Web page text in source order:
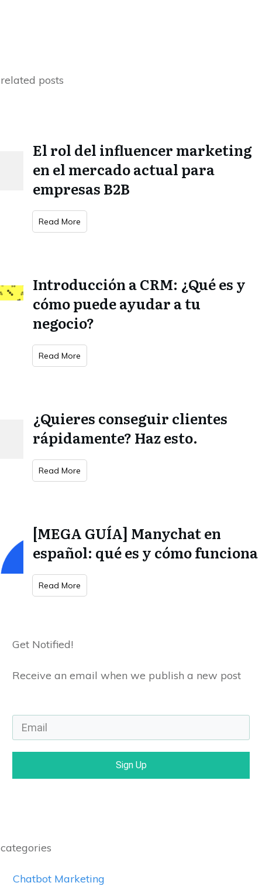
related posts
El rol del influencer marketing
en el mercado actual para
empresas B2B
Read More
Introducción a CRM: ¿Qué es y
cómo puede ayudar a tu
negocio?
Read More
¿Quieres conseguir clientes
rápidamente? Haz esto.
Read More
[MEGA GUÍA] Manychat en
español: qué es y cómo funciona
Read More
Get Notified!
Receive an email when we publish a new post
Sign Up
categories
Chatbot Marketing